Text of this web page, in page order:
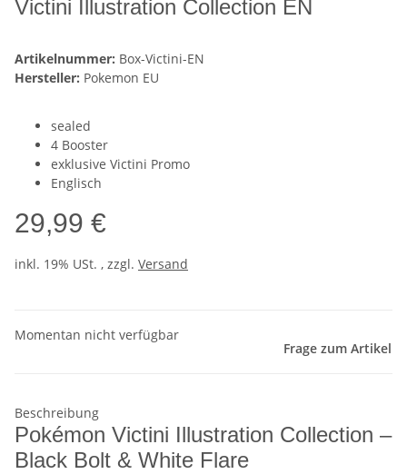
Victini Illustration Collection EN
Artikelnummer: Box-Victini-EN
Hersteller: Pokemon EU
sealed
4 Booster
exklusive Victini Promo
Englisch
29,99 €
inkl. 19% USt. , zzgl. Versand
Momentan nicht verfügbar
Frage zum Artikel
Beschreibung
Pokémon Victini Illustration Collection –
Black Bolt & White Flare